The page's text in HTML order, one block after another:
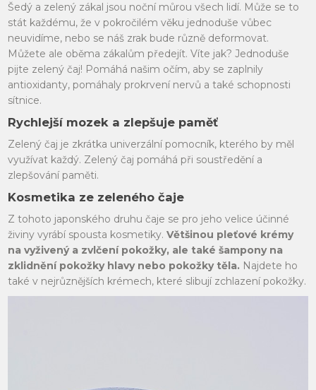
Šedý a zelený zákal jsou noční můrou všech lidí. Může se to
stát každému, že v pokročilém věku jednoduše vůbec
neuvidíme, nebo se náš zrak bude různě deformovat.
Můžete ale oběma zákalům předejít. Víte jak? Jednoduše
pijte zelený čaj! Pomáhá našim očím, aby se zaplnily
antioxidanty, pomáhaly prokrvení nervů a také schopnosti
sítnice.
Rychlejší mozek a zlepšuje paměť
Zelený čaj je zkrátka univerzální pomocník, kterého by měl
využívat každý. Zelený čaj pomáhá při soustředění a
zlepšování paměti.
Kosmetika ze zeleného čaje
Z tohoto japonského druhu čaje se pro jeho velice účinné
živiny vyrábí spousta kosmetiky.Většinou pleťové krémy
na vyživený a zvlčení pokožky, ale také šampony na
zklidnění pokožky hlavy nebo pokožky těla. Najdete ho
také v nejrůznějších krémech, které slibují zchlazení pokožky.